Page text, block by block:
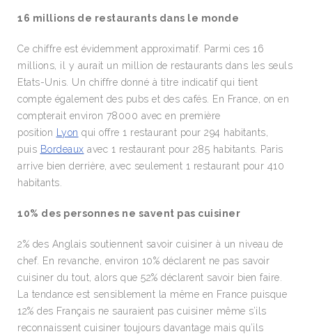
16 millions de restaurants dans le monde
Ce chiffre est évidemment approximatif. Parmi ces 16
millions, il y aurait un million de restaurants dans les seuls
Etats-Unis. Un chiffre donné à titre indicatif qui tient
compte également des pubs et des cafés. En France, on en
compterait environ 78000 avec en première
position
Lyon qui offre 1 restaurant pour 294 habitants,
puis Bordeaux avec 1 restaurant pour 285 habitants. Paris
arrive bien derrière, avec seulement 1 restaurant pour 410
habitants.
10% des personnes ne savent pas cuisiner
2% des Anglais soutiennent savoir cuisiner à un niveau de
chef. En revanche, environ 10% déclarent ne pas savoir
cuisiner du tout, alors que 52% déclarent savoir bien faire.
La tendance est sensiblement la même en France puisque
12% des Français ne sauraient pas cuisiner même s’ils
reconnaissent cuisiner toujours davantage mais qu’ils